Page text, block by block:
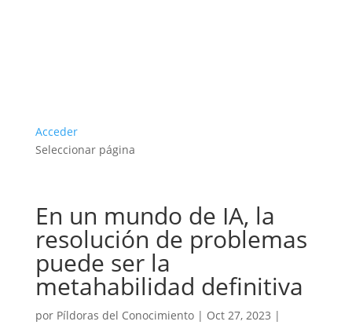
Acceder
Seleccionar página
En un mundo de IA, la
resolución de problemas
puede ser la
metahabilidad definitiva
por Píldoras del Conocimiento| Oct 27, 2023 |